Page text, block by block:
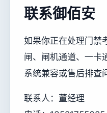
联系御佰安
如果你正在处理门禁
闸、闸机通道、一卡
系统兼容或售后排查
联系人：董经理